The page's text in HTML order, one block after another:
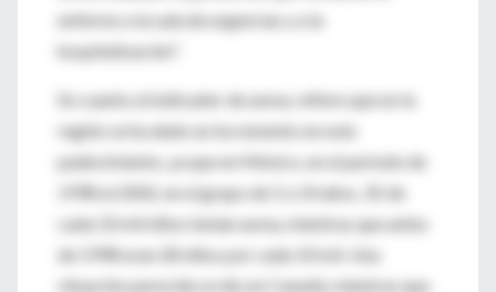
enfermo a la sala de urgencias y a la
hospitalización".
En cuanto al indicador de asma, refiere que en la
región se ha dado un incremento en este
padecimiento, ya que en México, en el periodo de
1998 al 2002, en el grupo de 5 a 14 años, 35 de
cada 10 mil niños tenían asma, mientras que antes
de 1998 eran 28 niños por cada 10 mil. Una
situación parecida se dio en Canadá, mientras que